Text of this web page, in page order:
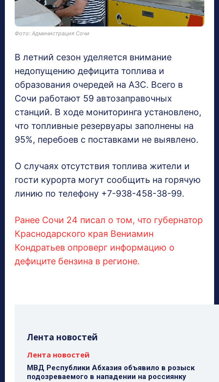
Фото: Администрация Сочи
В летний сезон уделяется внимание
недопущению дефицита топлива и
образования очередей на АЗС. Всего в
Сочи работают 59 автозаправочных
станций. В ходе мониторинга установлено,
что топливные резервуары заполнены на
95%, перебоев с поставками не выявлено.
О случаях отсутствия топлива жители и
гости курорта могут сообщить на горячую
линию по телефону +7-938-458-38-99.
Ранее Сочи 24 писал о том, что губернатор
Краснодарского края Вениамин
Кондратьев опроверг информацию о
дефиците бензина в регионе.
Лента новостей
Лента новостей
МВД Республики Абхазия объявило в розыск
подозреваемого в нападении на россиянку